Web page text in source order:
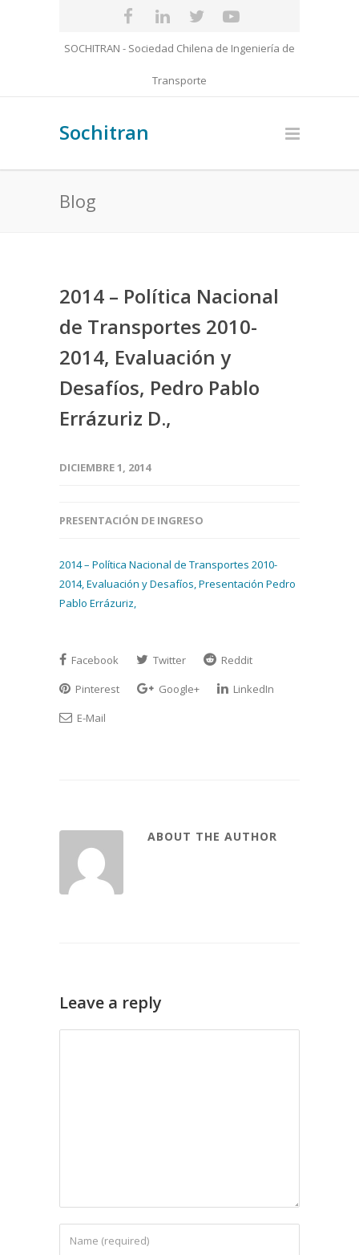
SOCHITRAN - Sociedad Chilena de Ingeniería de
Transporte
Sochitran
Blog
2014 – Política Nacional
de Transportes 2010-
2014, Evaluación y
Desafíos, Pedro Pablo
Errázuriz D.,
DICIEMBRE 1, 2014
PRESENTACIÓN DE INGRESO
2014 – Política Nacional de Transportes 2010-
2014, Evaluación y Desafíos, Presentación Pedro
Pablo Errázuriz,
Facebook Twitter
Reddit
Pinterest
Google+
LinkedIn
E-Mail
ABOUT THE AUTHOR
Leave a reply